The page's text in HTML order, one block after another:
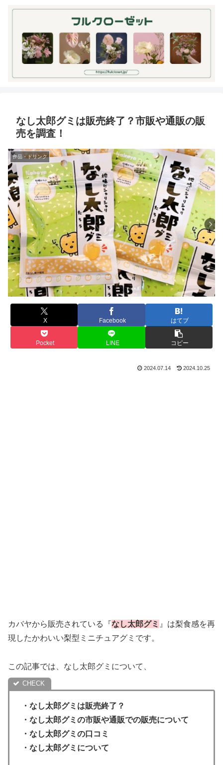
なし太郎グミは販売終了？市販や通販の販
売を調査！
食品・ドリンク
X Facebook はてブ
Pocket LINE コピー
2024.07.14 2024.10.25
カバヤから販売されている『なし太郎グミ 』は梨食感を再
現したかわいい梨型ミニチュアグミです。
この記事では、なし太郎グミについて、
・ なし太郎グミ は販売終了？
・なし太郎グミの市販や通販での販売について
・ なし太郎グミ の口コミ
・ なし太郎グミ について